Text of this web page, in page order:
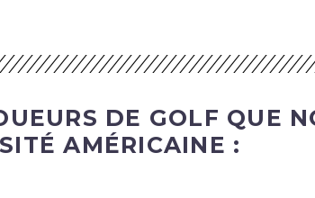
DE GOLF QUE
AMÉRICAINE :